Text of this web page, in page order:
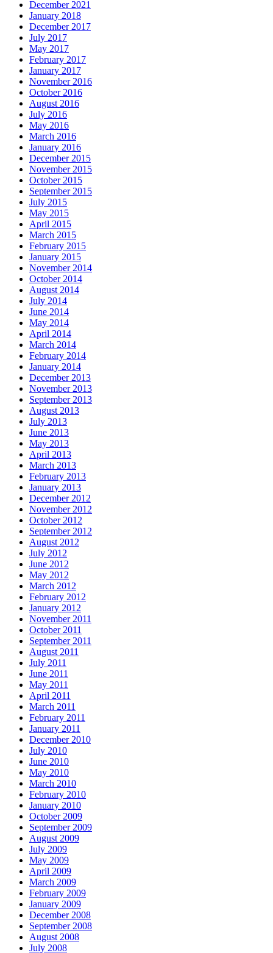
December 2021
January 2018
December 2017
July 2017
May 2017
February 2017
January 2017
November 2016
October 2016
August 2016
July 2016
May 2016
March 2016
January 2016
December 2015
November 2015
October 2015
September 2015
July 2015
May 2015
April 2015
March 2015
February 2015
January 2015
November 2014
October 2014
August 2014
July 2014
June 2014
May 2014
April 2014
March 2014
February 2014
January 2014
December 2013
November 2013
September 2013
August 2013
July 2013
June 2013
May 2013
April 2013
March 2013
February 2013
January 2013
December 2012
November 2012
October 2012
September 2012
August 2012
July 2012
June 2012
May 2012
March 2012
February 2012
January 2012
November 2011
October 2011
September 2011
August 2011
July 2011
June 2011
May 2011
April 2011
March 2011
February 2011
January 2011
December 2010
July 2010
June 2010
May 2010
March 2010
February 2010
January 2010
October 2009
September 2009
August 2009
July 2009
May 2009
April 2009
March 2009
February 2009
January 2009
December 2008
September 2008
August 2008
July 2008